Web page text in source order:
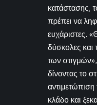
κατάστασης,
πρέπει να
ευχάριστες.
δύσκολες και
των
δίνοντας το
κλάδο και